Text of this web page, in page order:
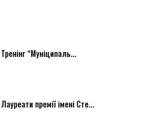
Тренінг “Муніципаль...
Лауреати премії імені Сте...